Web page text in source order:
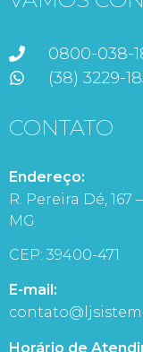
0800-038-
(38) 3229-
CONTATO
Endereço:
R. Pereira Dé,
MG
CEP: 39400-471
E-mail:
Horário de